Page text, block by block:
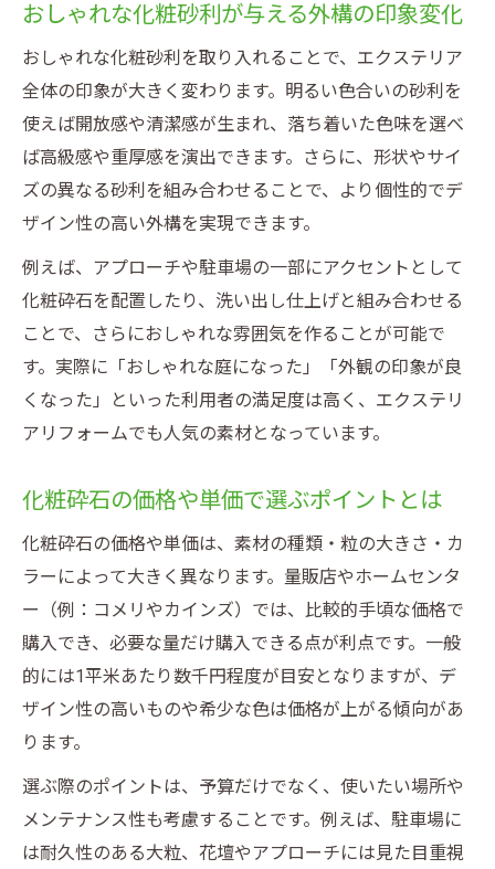
おしゃれな化粧砂利が与える外構の印象変化
おしゃれな化粧砂利を取り入れることで、エクステリア
全体の印象が大きく変わります。明るい色合いの砂利を
使えば開放感や清潔感が生まれ、落ち着いた色味を選べ
ば高級感や重厚感を演出できます。さらに、形状やサイ
ズの異なる砂利を組み合わせることで、より個性的でデ
ザイン性の高い外構を実現できます。
例えば、アプローチや駐車場の一部にアクセントとして
化粧砕石を配置したり、洗い出し仕上げと組み合わせる
ことで、さらにおしゃれな雰囲気を作ることが可能で
す。実際に「おしゃれな庭になった」「外観の印象が良
くなった」といった利用者の満足度は高く、エクステリ
アリフォームでも人気の素材となっています。
化粧砕石の価格や単価で選ぶポイントとは
化粧砕石の価格や単価は、素材の種類・粒の大きさ・カ
ラーによって大きく異なります。量販店やホームセンタ
ー（例：コメリやカインズ）では、比較的手頃な価格で
購入でき、必要な量だけ購入できる点が利点です。一般
的には1平米あたり数千円程度が目安となりますが、デ
ザイン性の高いものや希少な色は価格が上がる傾向があ
ります。
選ぶ際のポイントは、予算だけでなく、使いたい場所や
メンテナンス性も考慮することです。例えば、駐車場に
は耐久性のある大粒、花壇やアプローチには見た目重視